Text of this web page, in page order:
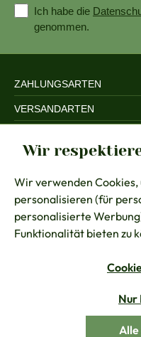
Ich habe die
genommen.
ZAHLUNGSARTEN
VERSANDARTEN
RECHTLICHES
BERATUNG
KONTAKT
Vertrag widerrufen
Alle Preise inkl. gesetzl.
Wir
Wir verwenden Cookies,
personalisieren (für
personalisierte
Funktionalität bieten zu
Nur
Alle